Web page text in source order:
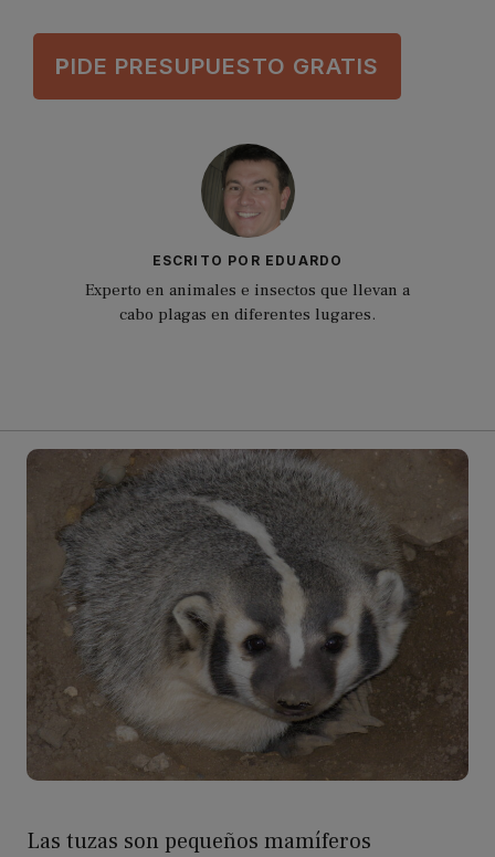
PIDE PRESUPUESTO GRATIS
ESCRITO POR EDUARDO
Experto en animales e insectos que llevan a
cabo plagas en diferentes lugares.
Las tuzas son pequeños mamíferos